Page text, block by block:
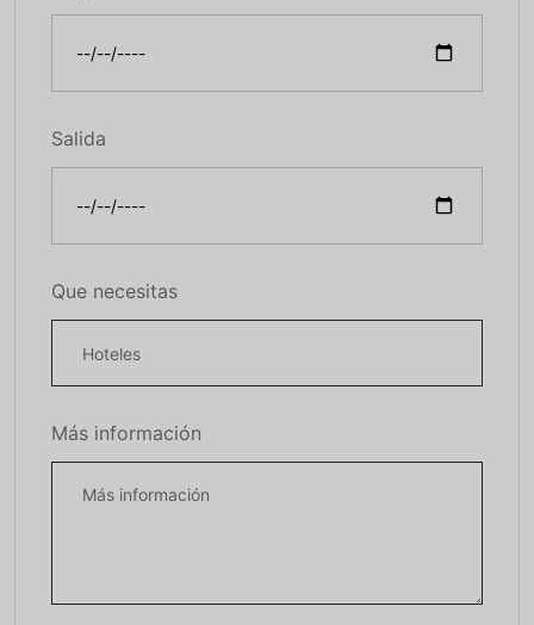
Salida
Que necesitas
Más información